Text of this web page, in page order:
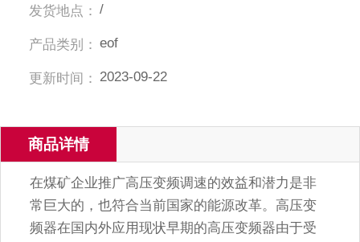
发货地点： /
产品类别： eof
更新时间： 2023-09-22
商品详情
在煤矿企业推广高压变频调速的效益和潜力是非
常巨大的，也符合当前国家的能源改革。高压变
频器在国内外应用现状早期的高压变频器由于受